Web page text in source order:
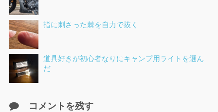
指に刺さった棘を自力で抜く
道具好きが初心者なりにキャンプ用ライトを選ん
だ
コメントを残す